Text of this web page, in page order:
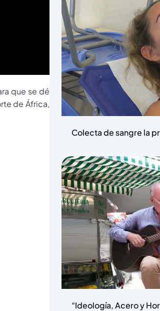
que se dé
de África,
Colecta de sangre la
“Ideología, Acero y